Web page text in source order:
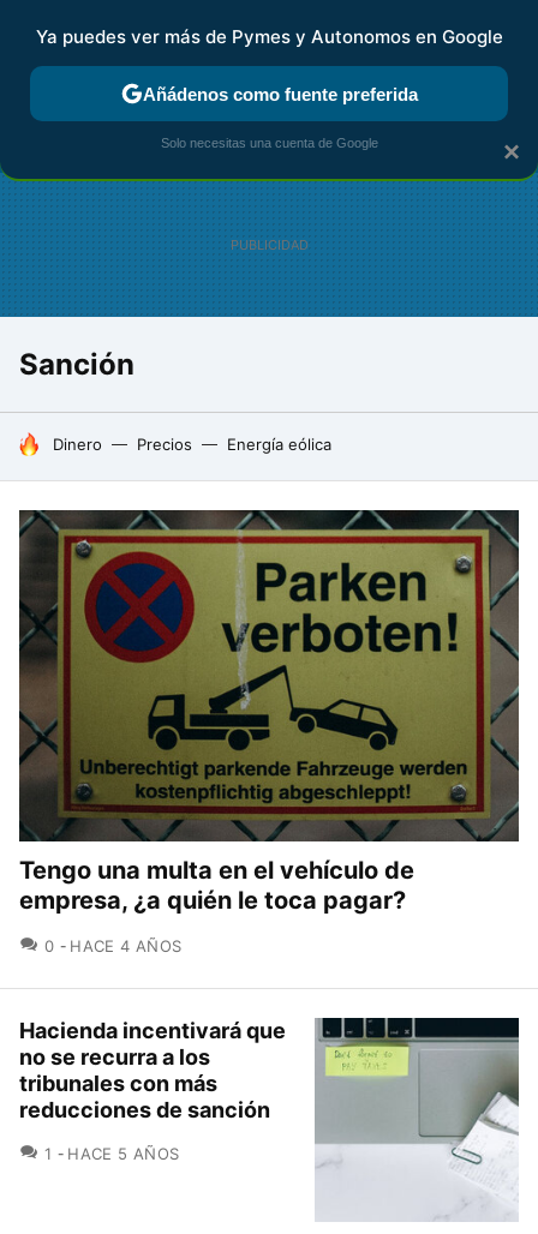
FISCALIDAD Y CONTABILIDAD KIT DIGITAL RENTA
Sanción
HOY SE HABLA DE
Dinero Precios Energía eólica
Tengo una multa en el vehículo de
empresa, ¿a quién le toca pagar?
0 COMENTARIOS
HACE 4 AÑOS
Hacienda incentivará que
no se recurra a los
tribunales con más
reducciones de sanción
1 COMENTARIOS
HACE 5 AÑOS
×
Ya puedes ver más de Pymes y Autonomos en Google
Añádenos como fuente preferida
Solo necesitas una cuenta de Google